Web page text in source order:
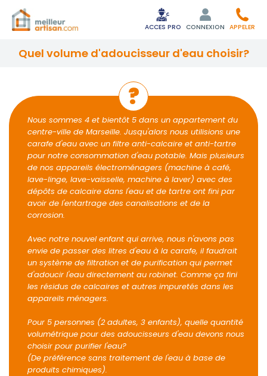
ACCES PRO CONNEXION APPELER
quel volume d'adoucisseur d'eau choisir?
Nous sommes 4 et bientôt 5 dans un appartement du
centre-ville de Marseille. Jusqu'alors nous utilisions une
carafe d'eau avec un filtre anti-calcaire et anti-tartre
pour notre consommation d'eau potable. Mais plusieurs
de nos appareils électroménagers (machine à café,
lave-linge, lave-vaisselle, machine à laver) avec des
dépôts de calcaire dans l'eau et de tartre ont fini par
avoir de l'entartrage des canalisations et de la
corrosion.
Avec notre nouvel enfant qui arrive, nous n'avons pas
envie de passer des litres d'eau à la carafe, il faudrait
un système de filtration et de purification qui permet
d'adoucir l'eau directement au robinet. Comme ça fini
les résidus de calcaires et autres impuretés dans les
appareils ménagers.
Pour 5 personnes (2 adultes, 3 enfants), quelle quantité
volumétrique pour des adoucisseurs d'eau devons nous
choisir pour purifier l'eau?
(De préférence sans traitement de l'eau à base de
produits chimiques).